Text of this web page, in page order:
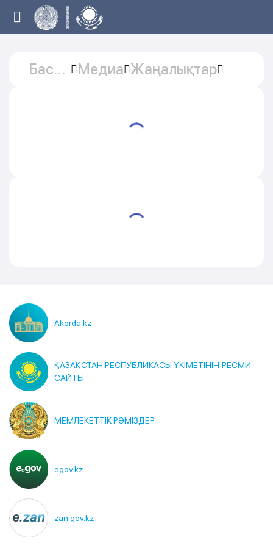
Басты
Медиа Жаңалықтар
Akorda.kz
ҚАЗАҚСТАН РЕСПУБЛИКАСЫ ҮКІМЕТІНІҢ РЕСМИ
САЙТЫ
МЕМЛЕКЕТТІК РӘМІЗДЕР
egov.kz
zan.gov.kz